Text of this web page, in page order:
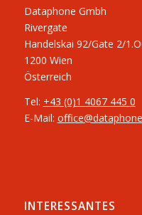
Dataphone Gmbh
Rivergate
​Handelskai 92/Gate 2/
1200 Wien
Österreich
Tel: +43 (0)1 4067 445 0
E-Mail:
INTERESSANTES